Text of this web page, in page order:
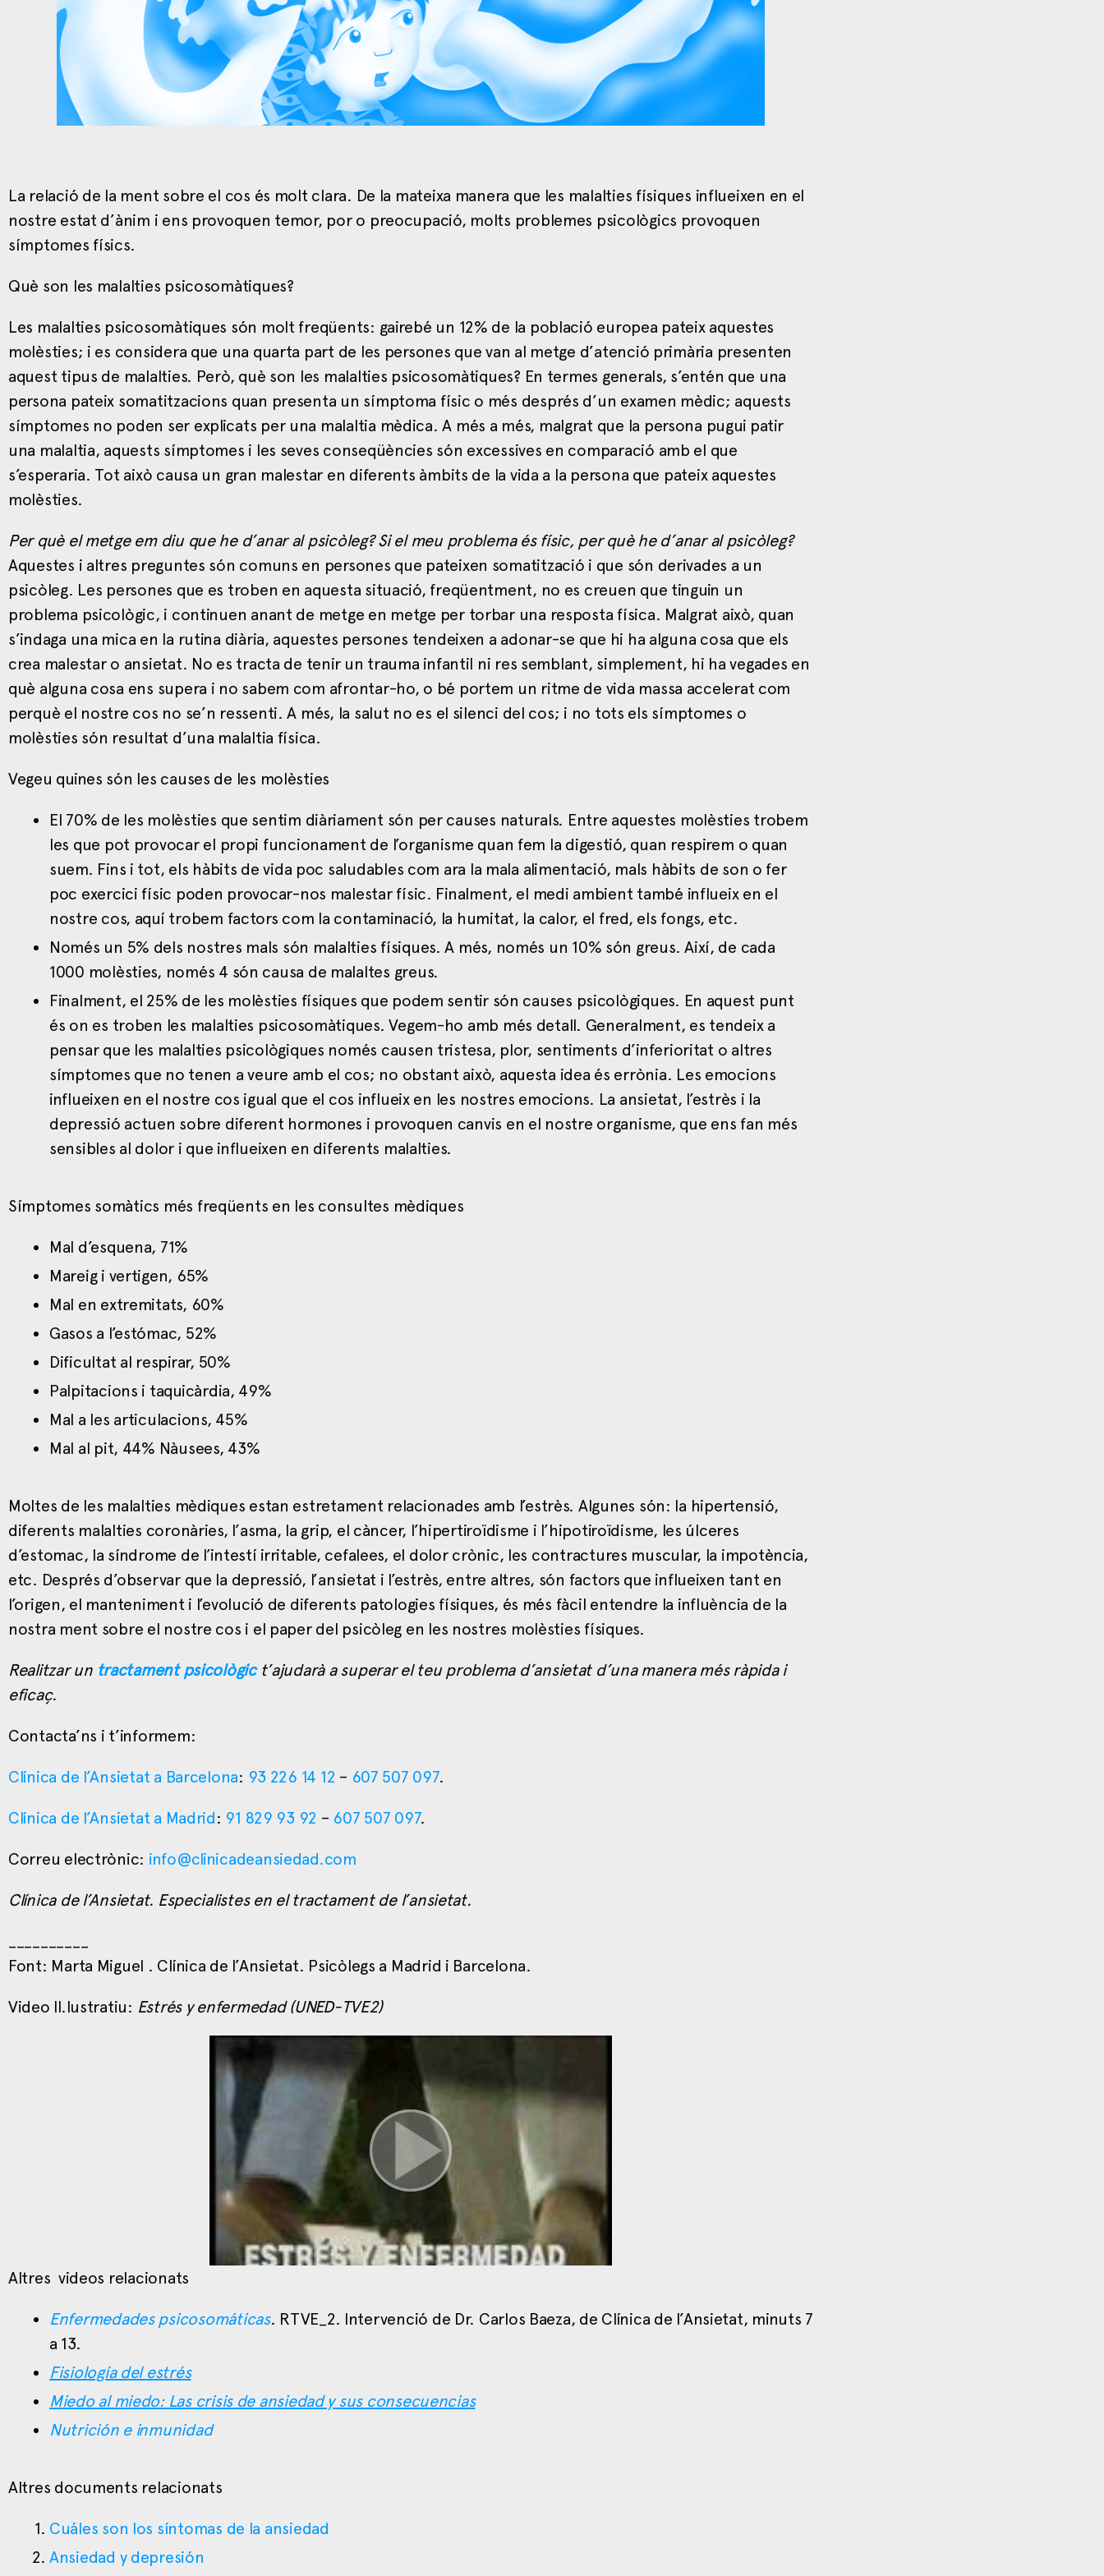
La relació de la ment sobre el cos és molt clara. De la mateixa manera que les malalties físiques influeixen en el
nostre estat d’ànim i ens provoquen temor, por o preocupació, molts problemes psicològics provoquen
símptomes físics.
Què son les malalties psicosomàtiques?
Les malalties psicosomàtiques són molt freqüents: gairebé un 12% de la població europea pateix aquestes
molèsties; i es considera que una quarta part de les persones que van al metge d’atenció primària presenten
aquest tipus de malalties. Però, què son les malalties psicosomàtiques? En termes generals, s’entén que una
persona pateix somatitzacions quan presenta un símptoma físic o més després d’un examen mèdic; aquests
símptomes no poden ser explicats per una malaltia mèdica. A més a més, malgrat que la persona pugui patir
una malaltia, aquests símptomes i les seves conseqüències són excessives en comparació amb el que
s’esperaria. Tot això causa un gran malestar en diferents àmbits de la vida a la persona que pateix aquestes
molèsties.
Per què el metge em diu que he d’anar al psicòleg? Si el meu problema és físic, per què he d’anar al psicòleg?
Aquestes i altres preguntes són comuns en persones que pateixen somatització i que són derivades a un
psicòleg. Les persones que es troben en aquesta situació, freqüentment, no es creuen que tinguin un
problema psicològic, i continuen anant de metge en metge per torbar una resposta física. Malgrat això, quan
s’indaga una mica en la rutina diària, aquestes persones tendeixen a adonar-se que hi ha alguna cosa que els
crea malestar o ansietat. No es tracta de tenir un trauma infantil ni res semblant, simplement, hi ha vegades en
què alguna cosa ens supera i no sabem com afrontar-ho, o bé portem un ritme de vida massa accelerat com
perquè el nostre cos no se’n ressenti. A més, la salut no es el silenci del cos; i no tots els símptomes o
molèsties són resultat d’una malaltia física.
Vegeu quines són les causes de les molèsties
El 70% de les molèsties que sentim diàriament són per causes naturals. Entre aquestes molèsties trobem
les que pot provocar el propi funcionament de l’organisme quan fem la digestió, quan respirem o quan
suem. Fins i tot, els hàbits de vida poc saludables com ara la mala alimentació, mals hàbits de son o fer
poc exercici físic poden provocar-nos malestar físic. Finalment, el medi ambient també influeix en el
nostre cos, aquí trobem factors com la contaminació, la humitat, la calor, el fred, els fongs, etc.
Només un 5% dels nostres mals són malalties físiques. A més, només un 10% són greus. Així, de cada
1000 molèsties, només 4 són causa de malaltes greus.
Finalment, el 25% de les molèsties físiques que podem sentir són causes psicològiques. En aquest punt
és on es troben les malalties psicosomàtiques. Vegem-ho amb més detall. Generalment, es tendeix a
pensar que les malalties psicològiques només causen tristesa, plor, sentiments d’inferioritat o altres
símptomes que no tenen a veure amb el cos; no obstant això, aquesta idea és errònia. Les emocions
influeixen en el nostre cos igual que el cos influeix en les nostres emocions. La ansietat, l’estrès i la
depressió actuen sobre diferent hormones i provoquen canvis en el nostre organisme, que ens fan més
sensibles al dolor i que influeixen en diferents malalties.
Símptomes somàtics més freqüents en les consultes mèdiques
Mal d’esquena, 71%
Mareig i vertigen, 65%
Mal en extremitats, 60%
Gasos a l’estómac, 52%
Dificultat al respirar, 50%
Palpitacions i taquicàrdia, 49%
Mal a les articulacions, 45%
Mal al pit, 44% Nàusees, 43%
Moltes de les malalties mèdiques estan estretament relacionades amb l’estrès. Algunes són: la hipertensió,
diferents malalties coronàries, l’asma, la grip, el càncer, l’hipertiroïdisme i l’hipotiroïdisme, les úlceres
d’estomac, la síndrome de l’intestí irritable, cefalees, el dolor crònic, les contractures muscular, la impotència,
etc. Després d’observar que la depressió, l’ansietat i l’estrès, entre altres, són factors que influeixen tant en
l’origen, el manteniment i l’evolució de diferents patologies físiques, és més fàcil entendre la influència de la
nostra ment sobre el nostre cos i el paper del psicòleg en les nostres molèsties físiques.
Realitzar un tractament psicològict’ajudarà a superar el teu problema d’ansietat d’una manera més ràpida i
eficaç.
Contacta’ns i t’informem:
Clínica de l’Ansietat a Barcelona: 93 226 14 12 – 607 507 097.
Clínica de l’Ansietat a Madrid: 91 829 93 92 – 607 507 097.
Correu electrònic: info@clinicadeansiedad.com
Clínica de l’Ansietat. Especialistes en el tractament de l’ansietat.
__________
Font: Marta Miguel . Clínica de l’Ansietat. Psicòlegs a Madrid i Barcelona.
Video Il.lustratiu: Estrés y enfermedad (UNED-TVE2)
Altres videos relacionats
Enfermedades psicosomáticas. RTVE_2. Intervenció de Dr. Carlos Baeza, de Clínica de l’Ansietat, minuts 7
a 13.
Fisiología del estrés
Miedo al miedo: Las crisis de ansiedad y sus consecuencias
Nutrición e inmunidad
Altres documents relacionats
Cuáles son los síntomas de la ansiedad
Ansiedad y depresión